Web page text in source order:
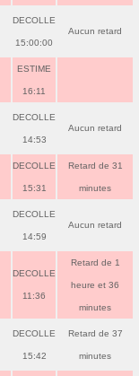
DECOLLE
15:00:00
Aucun retard
ESTIME
16:11
DECOLLE
14:53
Aucun retard
DECOLLE
15:31
Retard de 31
minutes
DECOLLE
14:59
Aucun retard
DECOLLE
11:36
Retard de 1
heure et 36
minutes
DECOLLE
15:42
Retard de 37
minutes